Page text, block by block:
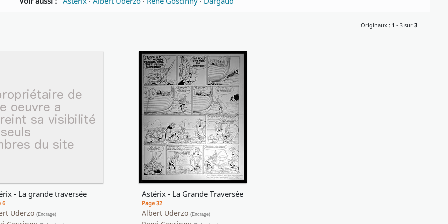
Originaux : 1 - 3 sur 3
- La grande traversée
6
Uderzo (Encrage)
Astérix - La Grande Traversée
Page 32
Albert Uderzo (Encrage)